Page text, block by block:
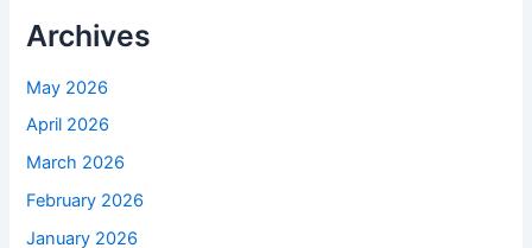
Archives
May 2026
April 2026
March 2026
February 2026
January 2026